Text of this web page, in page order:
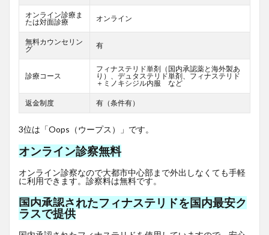
オンライン診療ま
たは対面診療
オンライン
無料カウンセリン
グ
有
診療コース
フィナステリド単剤（国内承認薬と海外製あ
り）、デュタステリド単剤、フィナステリド
＋ミノキシジル内服 など
返金制度 有（条件有）
3位は「Oops（ウープス）」です。
オンライン診察無料
オンライン診察なので大都市中心部まで外出しなくても手軽
に利用できます。診察料は無料です。
国内承認されたフィナステリドを国内最安ク
ラスで提供